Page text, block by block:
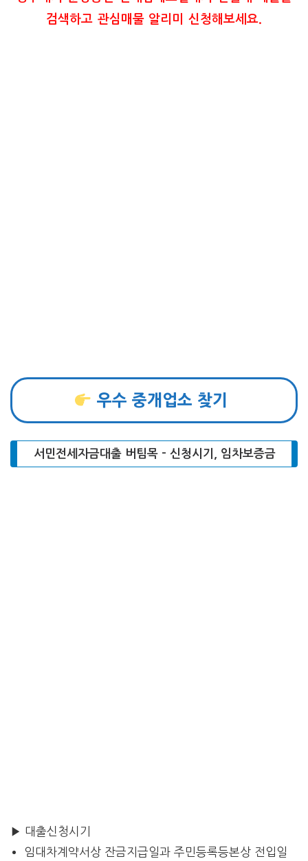
검색하고 관심매물 알리미 신청해보세요.
우수 중개업소 찾기
서민전세자금대출 버팀목 – 신청시기, 임차보증금
▶ 대출신청시기
임대차계약서상 잔금지급일과 주민등록등본상 전입일